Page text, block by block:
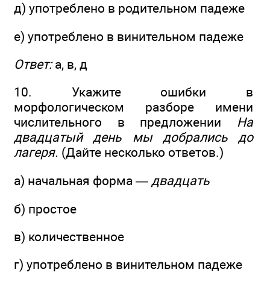
д) употреблено в родительном падеже
е) употреблено в винительном падеже
Ответ:а, в, д
10. Укажите ошибки в
морфологическом разборе имени
числительного в предложении На
двадцатый день мы добрались до
лагеря. (Дайте несколько ответов.)
а) начальная форма — двадцать
б) простое
в) количественное
г) употреблено в винительном падеже